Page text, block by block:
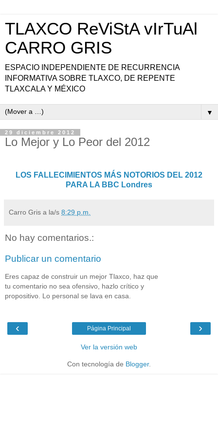
TLAXCO ReViStA vIrTuAl
CARRO GRIS
ESPACIO INDEPENDIENTE DE RECURRENCIA
INFORMATIVA SOBRE TLAXCO, DE REPENTE
TLAXCALA Y MÉXICO
▼
29 diciembre 2012
Lo Mejor y Lo Peor del 2012
LOS FALLECIMIENTOS MÁS NOTORIOS DEL 2012
PARA LA BBC Londres
Carro Gris a la/s 8:29 p.m.
No hay comentarios.:
Publicar un comentario
Eres capaz de construir un mejor Tlaxco, haz que
tu comentario no sea ofensivo, hazlo crítico y
propositivo. Lo personal se lava en casa.
‹ ›
Página Principal
Ver la versión web
Con tecnología de Blogger.